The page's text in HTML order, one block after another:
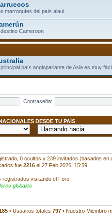
marroquíes del país alauí
Cameroon
país angloparlante de Asia es muy fácil
Contraseña:
DESDE TU PAÍS
0 ocultos y 239 invitados (basados en
fue 2216el 27 Feb 2026, 15:59
visitando el Foro
globales
• Usuarios totales 797• Nuestro Miembro